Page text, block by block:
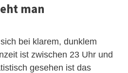
man
bei klarem, dunklem
ist zwischen 23 Uhr und
gesehen ist das